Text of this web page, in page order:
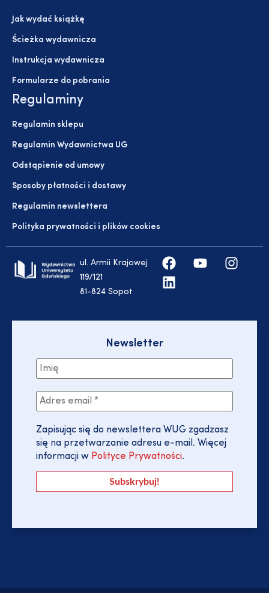
Jak wydać książkę
Ścieżka wydawnicza
Instrukcja wydawnicza
Formularze do pobrania
Regulaminy
Regulamin sklepu
Regulamin Wydawnictwa UG
Odstąpienie od umowy
Sposoby płatności i dostawy
Regulamin newslettera
Polityka prywatności i plików cookies
ul. Armii Krajowej
119/121
81-824 Sopot
Newsletter
Zapisując się do newslettera WUG zgadzasz
się na przetwarzanie adresu e-mail. Więcej
informacji w Polityce Prywatności.